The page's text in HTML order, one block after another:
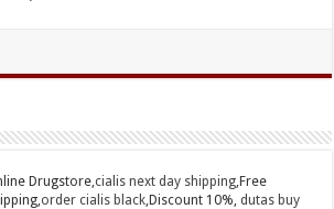
Drugstore,cialis next day shipping ,Free
order cialis black ,Discount 10%,dutas buy